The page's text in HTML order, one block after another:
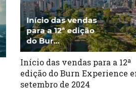
Início das vendas para a 12ª
edição do Burn Experience
setembro de 2024